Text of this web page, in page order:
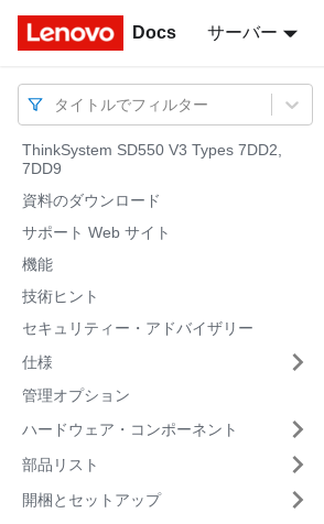
Docs サーバー
Docs
タイトルでフィルター
ThinkSystem SD550 V3 Types 7DD2,
7DD9
資料のダウンロード
サポート Web サイト
機能
技術ヒント
セキュリティー・アドバイザリー
仕様
管理オプション
ハードウェア・コンポーネント
部品リスト
開梱とセットアップ